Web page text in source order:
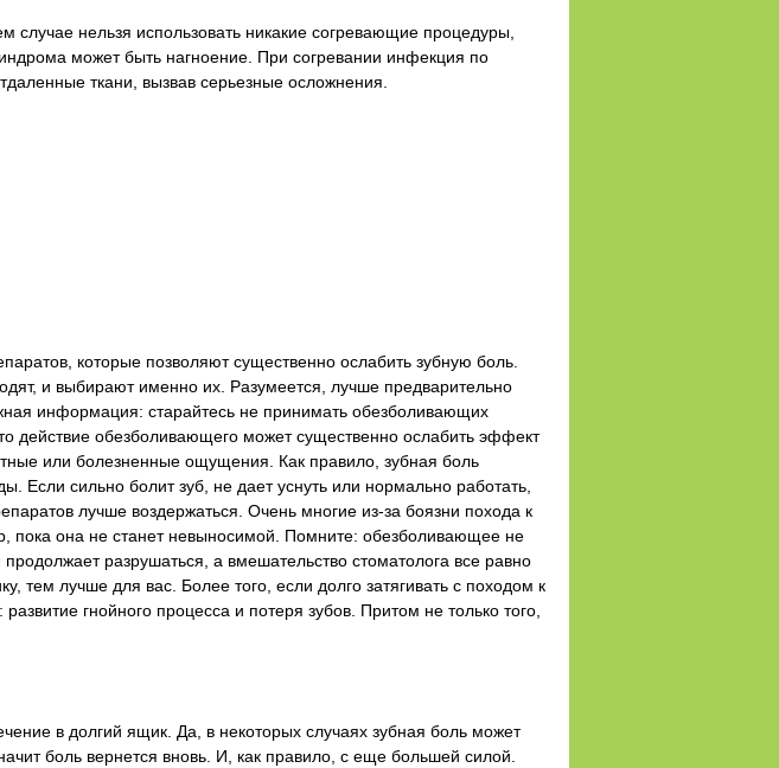
нельзя использовать никакие согревающие процедуры,
может быть нагноение. При согревании инфекция по
ткани, вызвав серьезные осложнения.
которые позволяют существенно ослабить зубную боль.
и выбирают именно их. Разумеется, лучше предварительно
информация: старайтесь не принимать обезболивающих
действие обезболивающего может существенно ослабить эффект
или болезненные ощущения. Как правило, зубная боль
Если сильно болит зуб, не дает уснуть или нормально работать,
лучше воздержаться. Очень многие из-за боязни похода к
пока она не станет невыносимой. Помните: обезболивающее не
разрушаться, а вмешательство стоматолога все равно
тем лучше для вас. Более того, если долго затягивать с походом к
гнойного процесса и потеря зубов. Притом не только того,
в долгий ящик. Да, в некоторых случаях зубная боль может
боль вернется вновь. И, как правило, с еще большей силой.